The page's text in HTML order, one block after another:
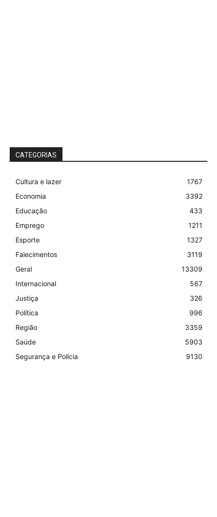
CATEGORIAS
Cultura e lazer
1767
Economia
3392
Educação
433
Emprego
1211
Esporte
1327
Falecimentos
3119
Geral
13309
Internacional
567
Justiça
326
Política
996
Região
3359
Saúde
5903
Segurança e Polícia
9130